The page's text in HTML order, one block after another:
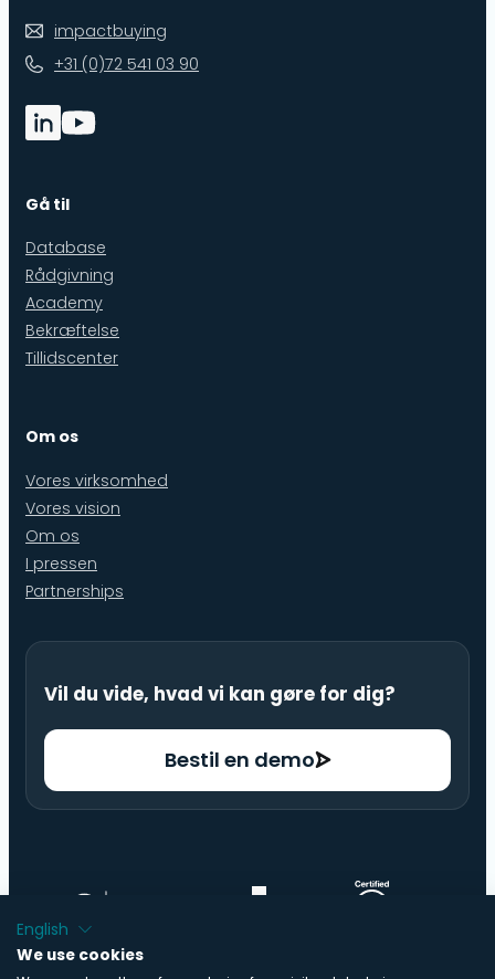
impactbuying
+31 (0)72 541 03 90
Gå til
Database
Rådgivning
Academy
Bekræftelse
Tillidscenter
Om os
Vores virksomhed
Vores vision
Om os
I pressen
Partnerships
Vil du vide, hvad vi kan gøre for dig?
Bestil en demo
English
We use cookies